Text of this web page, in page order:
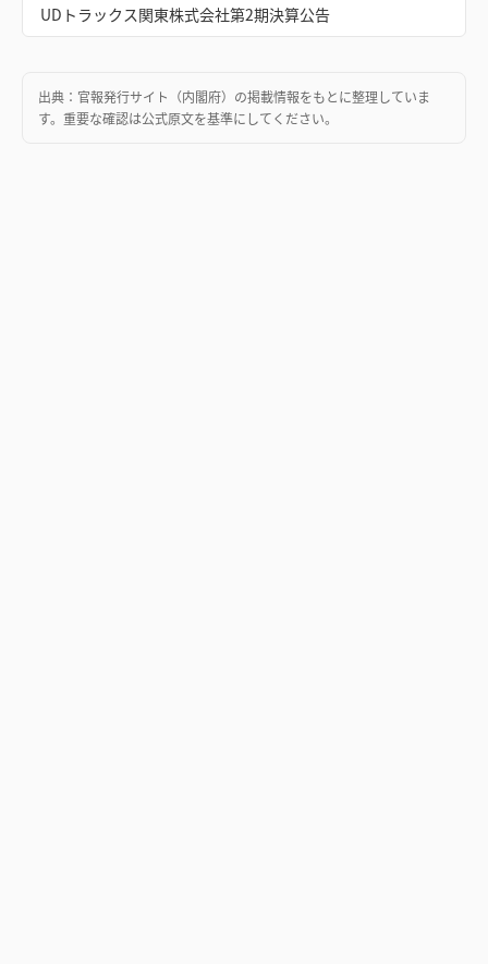
UDトラックス関東株式会社第2期決算公告
出典： 官報発行サイト（内閣府） の掲載情報をもとに整理していま
す。重要な確認は公式原文を基準にしてください。